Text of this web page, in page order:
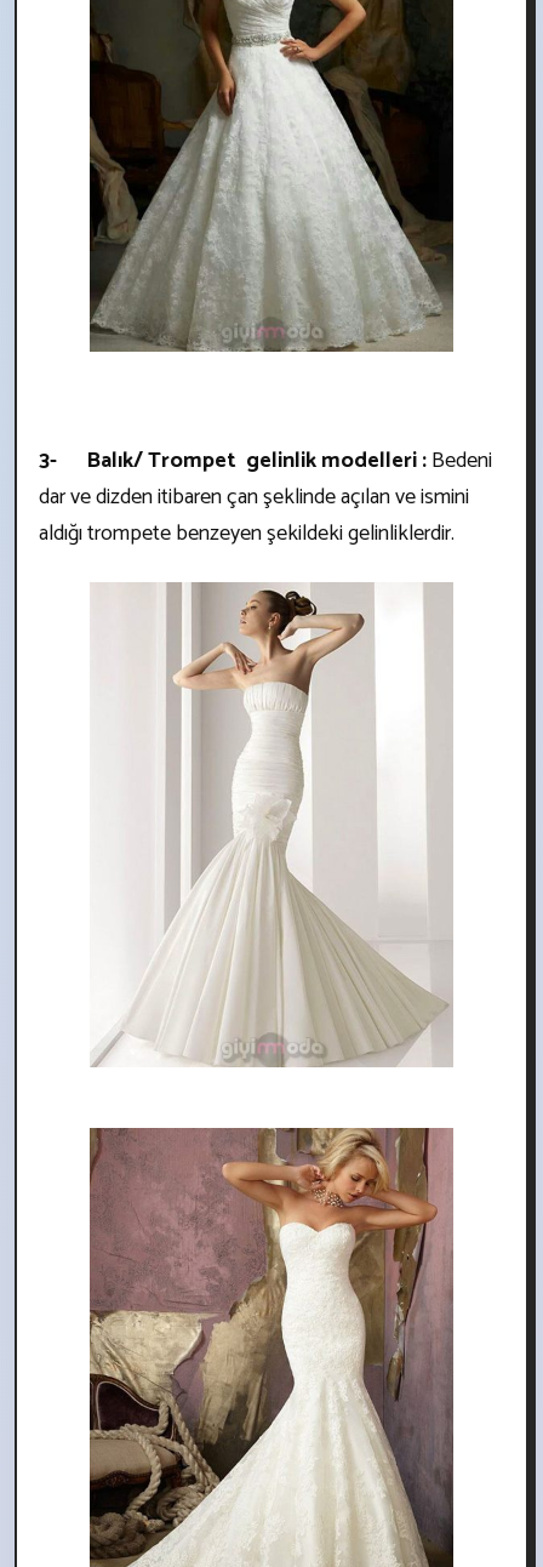
3- Balık/ Trompet gelinlik modelleri :Bedeni
dar ve dizden itibaren çan şeklinde açılan ve ismini
aldığı trompete benzeyen şekildeki gelinliklerdir.